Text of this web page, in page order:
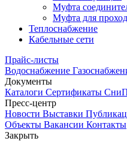
Муфта
Муфта для
Теплоснабжение
Кабельные сети
Прайс-листы
Водоснабжение
Документы
Каталоги Сертификаты
Пресс-центр
Новости Выставки
Объекты Вакансии Контакты
Закрыть